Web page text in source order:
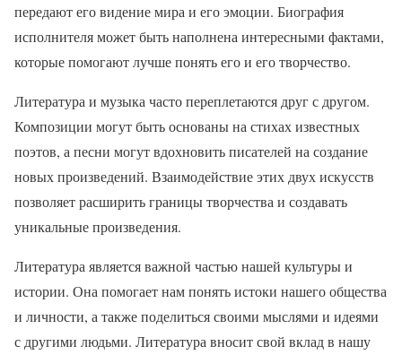
передают его видение мира и его эмоции. Биография
исполнителя может быть наполнена интересными фактами,
которые помогают лучше понять его и его творчество.
Литература и музыка часто переплетаются друг с другом.
Композиции могут быть основаны на стихах известных
поэтов, а песни могут вдохновить писателей на создание
новых произведений. Взаимодействие этих двух искусств
позволяет расширить границы творчества и создавать
уникальные произведения.
Литература является важной частью нашей культуры и
истории. Она помогает нам понять истоки нашего общества
и личности, а также поделиться своими мыслями и идеями
с другими людьми. Литература вносит свой вклад в нашу